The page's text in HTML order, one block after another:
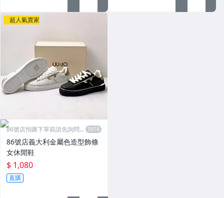
超人氣賣家
86號店預購下單前請先詢問數
86號店義大利金屬色造型飾條
女休閒鞋
$ 1,080
直購